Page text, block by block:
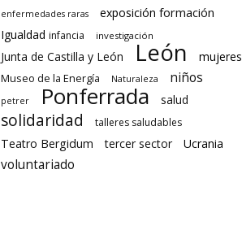
enfermedades raras exposición formación
Igualdad infancia investigación
Junta de Castilla y León León mujeres
Museo de la Energía Naturaleza niños
petrer Ponferrada salud
solidaridad talleres saludables
Teatro Bergidum tercer sector Ucrania
voluntariado